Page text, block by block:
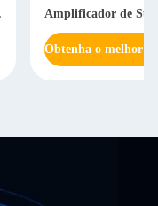
Amplificador de
Obtenha o melhor